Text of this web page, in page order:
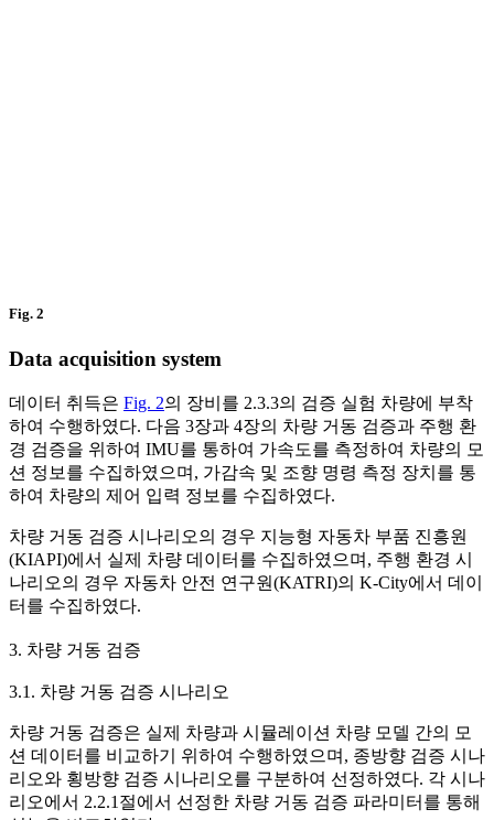
Fig. 2
Data acquisition system
데이터 취득은 Fig. 2의 장비를 2.3.3의 검증 실험 차량에 부착
하여 수행하였다. 다음 3장과 4장의 차량 거동 검증과 주행 환
경 검증을 위하여 IMU를 통하여 가속도를 측정하여 차량의 모
션 정보를 수집하였으며, 가감속 및 조향 명령 측정 장치를 통
하여 차량의 제어 입력 정보를 수집하였다.
차량 거동 검증 시나리오의 경우 지능형 자동차 부품 진흥원
(KIAPI)에서 실제 차량 데이터를 수집하였으며, 주행 환경 시
나리오의 경우 자동차 안전 연구원(KATRI)의 K-City에서 데이
터를 수집하였다.
3. 차량 거동 검증
3.1. 차량 거동 검증 시나리오
차량 거동 검증은 실제 차량과 시뮬레이션 차량 모델 간의 모
션 데이터를 비교하기 위하여 수행하였으며, 종방향 검증 시나
리오와 횡방향 검증 시나리오를 구분하여 선정하였다. 각 시나
리오에서 2.2.1절에서 선정한 차량 거동 검증 파라미터를 통해